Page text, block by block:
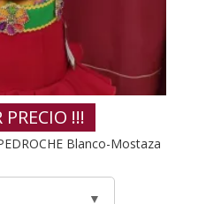
PRECIO !!!
Blanco-Mostaza